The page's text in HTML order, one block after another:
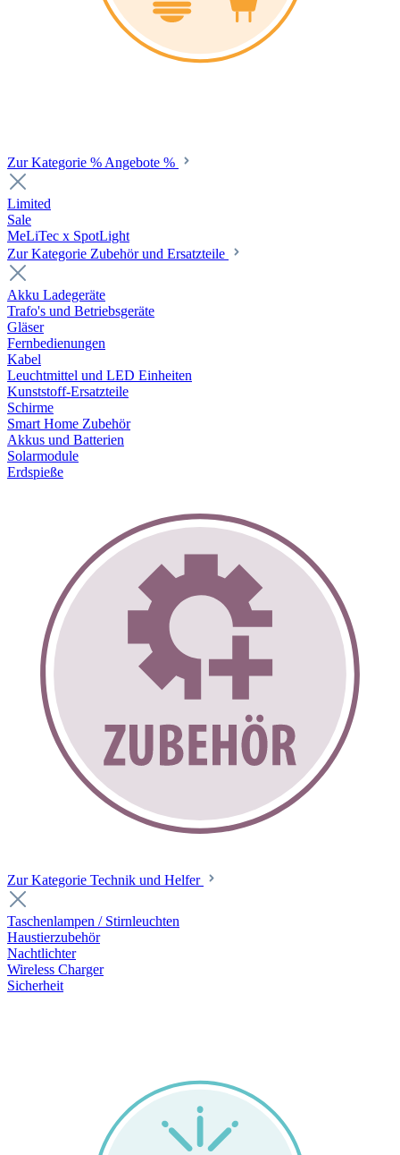
Zur Kategorie % Angebote %
Limited
Sale
MeLiTec x SpotLight
Zur Kategorie Zubehör und Ersatzteile
Akku Ladegeräte
Trafo's und Betriebsgeräte
Gläser
Fernbedienungen
Kabel
Leuchtmittel und LED Einheiten
Kunststoff-Ersatzteile
Schirme
Smart Home Zubehör
Akkus und Batterien
Solarmodule
Erdspieße
Zur Kategorie Technik und Helfer
Taschenlampen / Stirnleuchten
Haustierzubehör
Nachtlichter
Wireless Charger
Sicherheit